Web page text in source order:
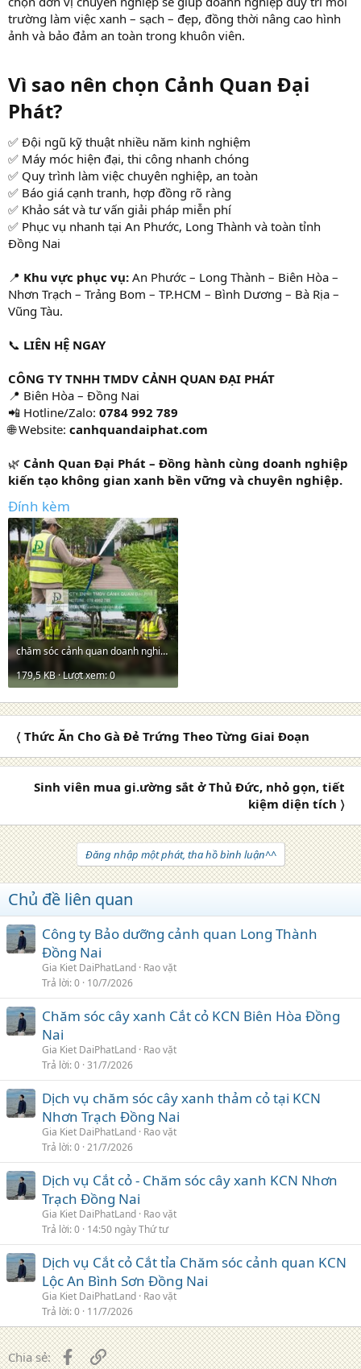
trường làm việc xanh – sạch – đẹp, đồng thời nâng cao hình
ảnh và bảo đảm an toàn trong khuôn viên.
Vì sao nên chọn Cảnh Quan Đại
Phát?​
✅ Đội ngũ kỹ thuật nhiều năm kinh nghiệm
✅ Máy móc hiện đại, thi công nhanh chóng
✅ Quy trình làm việc chuyên nghiệp, an toàn
✅ Báo giá cạnh tranh, hợp đồng rõ ràng
✅ Khảo sát và tư vấn giải pháp miễn phí
✅ Phục vụ nhanh tại An Phước, Long Thành và toàn tỉnh
Đồng Nai
📍 Khu vực phục vụ: An Phước – Long Thành – Biên Hòa –
Nhơn Trạch – Trảng Bom – TP.HCM – Bình Dương – Bà Rịa –
Vũng Tàu.
📞 LIÊN HỆ NGAY
CÔNG TY TNHH TMDV CẢNH QUAN ĐẠI PHÁT
📍 Biên Hòa – Đồng Nai
📲 Hotline/Zalo: 0784 992 789
🌐 Website: canhquandaiphat.com
🌿 Cảnh Quan Đại Phát – Đồng hành cùng doanh nghiệp
kiến tạo không gian xanh bền vững và chuyên nghiệp.
Đính kèm
chăm sóc cảnh quan doanh nghiệp 200426 4.jpg
179,5 KB · Lượt xem: 0
〈 Thức Ăn Cho Gà Đẻ Trứng Theo Từng Giai Đoạn
Sinh viên mua gi.ường sắt ở Thủ Đức, nhỏ gọn, tiết
kiệm diện tích 〉
Đăng nhập một phát, tha hồ bình luận^^
Chủ đề liên quan
Công ty Bảo dưỡng cảnh quan Long Thành
Đồng Nai
Gia Kiet DaiPhatLand Rao vặt
Trả lời 0 10/7/2026
Chăm sóc cây xanh Cắt cỏ KCN Biên Hòa Đồng
Nai
Gia Kiet DaiPhatLand Rao vặt
Trả lời 0 31/7/2026
Dịch vụ chăm sóc cây xanh thảm cỏ tại KCN
Nhơn Trạch Đồng Nai
Gia Kiet DaiPhatLand Rao vặt
Trả lời 0 21/7/2026
Dịch vụ Cắt cỏ - Chăm sóc cây xanh KCN Nhơn
Trạch Đồng Nai
Gia Kiet DaiPhatLand Rao vặt
Trả lời 0 14:50 ngày Thứ tư
Dịch vụ Cắt cỏ Cắt tỉa Chăm sóc cảnh quan KCN
Lộc An Bình Sơn Đồng Nai
Gia Kiet DaiPhatLand Rao vặt
Trả lời 0 11/7/2026
Chia sẻ: FacebookLiên kết